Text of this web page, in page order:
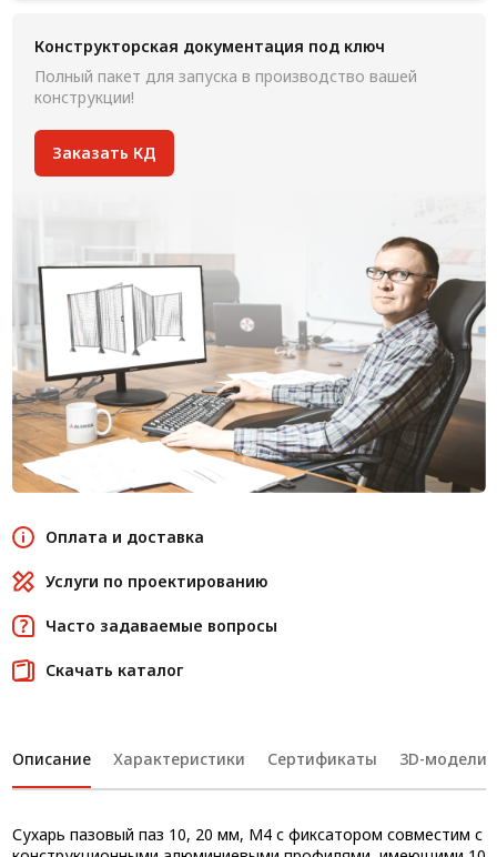
Конструкторская документация под ключ
Полный пакет для запуска в производство вашей
конструкции!
Заказать КД
Оплата и доставка
Услуги по проектированию
Часто задаваемые вопросы
Скачать каталог
Описание Характеристики Сертификаты 3D-модели
Сухарь пазовый паз 10, 20 мм, М4 с фиксатором совместим с